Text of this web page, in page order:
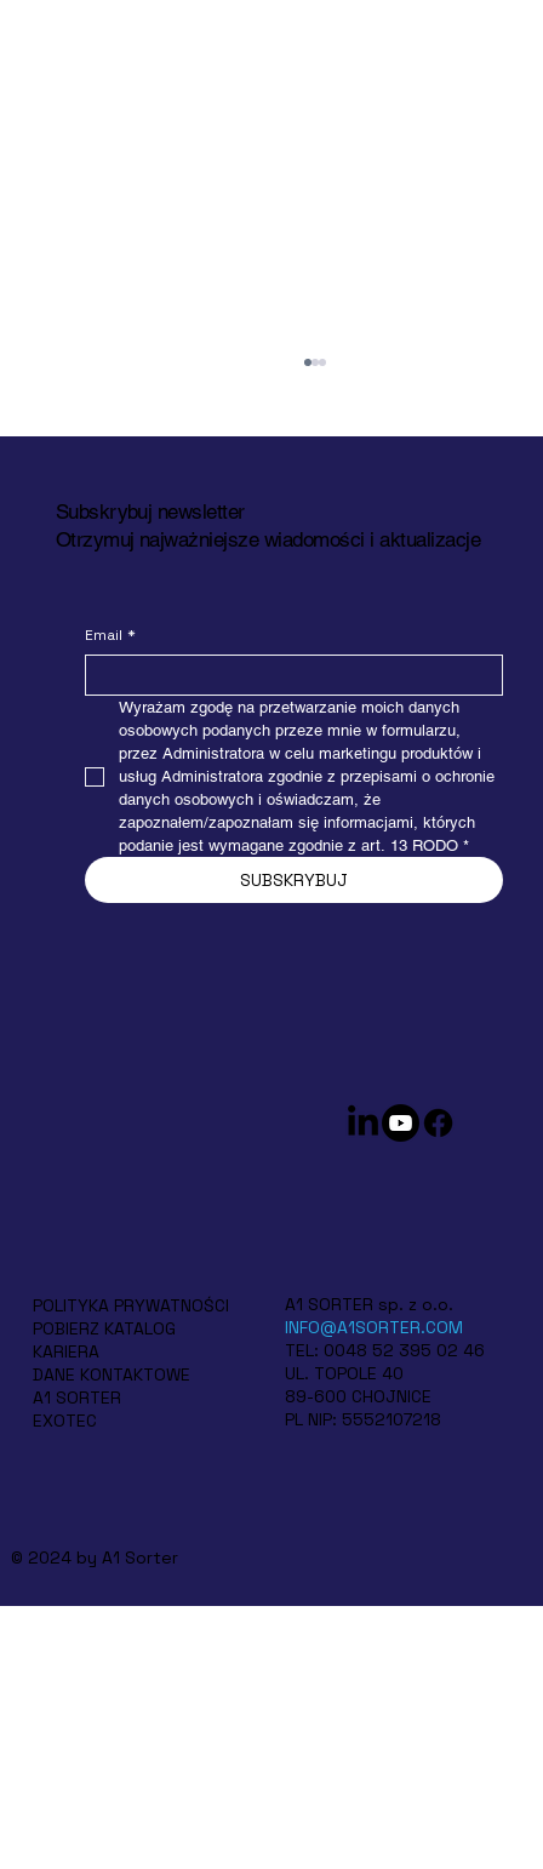
Subskrybuj newsletter
Otrzymuj najważniejsze wiadomości i aktualizacje
Email *
Wyrażam zgodę na przetwarzanie moich danych
osobowych podanych przeze mnie w formularzu,
przez Administratora w celu marketingu produktów i
usług Administratora zgodnie z przepisami o ochronie
danych osobowych i oświadczam, że
zapoznałem/zapoznałam się informacjami, których
podanie jest wymagane zgodnie z art. 13 RODO *
SUBSKRYBUJ
LogiMAT 2026 w Stuttgarcie już za
A1 SORTER sp. z o.o.
INFO@A1SORTER.COM
TEL: 0048 52 395 02 46
UL. TOPOLE 40
89-600 CHOJNICE
PL NIP: 5552107218
POLITYKA PRYWATNOŚCI
POBIERZ KATALOG
KARIERA
DANE KONTAKTOWE
A1 SORTER
EXOTEC
© 2024 by A1 Sorter